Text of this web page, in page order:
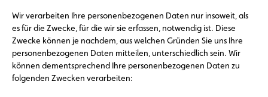
Wir verarbeiten Ihre personenbezogenen Daten nur insoweit, als
es für die Zwecke, für die wir sie erfassen, notwendig ist. Diese
Zwecke können je nachdem, aus welchen Gründen Sie uns Ihre
personenbezogenen Daten mitteilen, unterschiedlich sein. Wir
können dementsprechend Ihre personenbezogenen Daten zu
folgenden Zwecken verarbeiten: